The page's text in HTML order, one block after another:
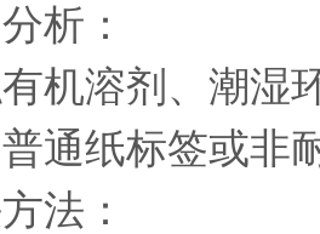
：
溶剂、潮湿
纸标签或非
：